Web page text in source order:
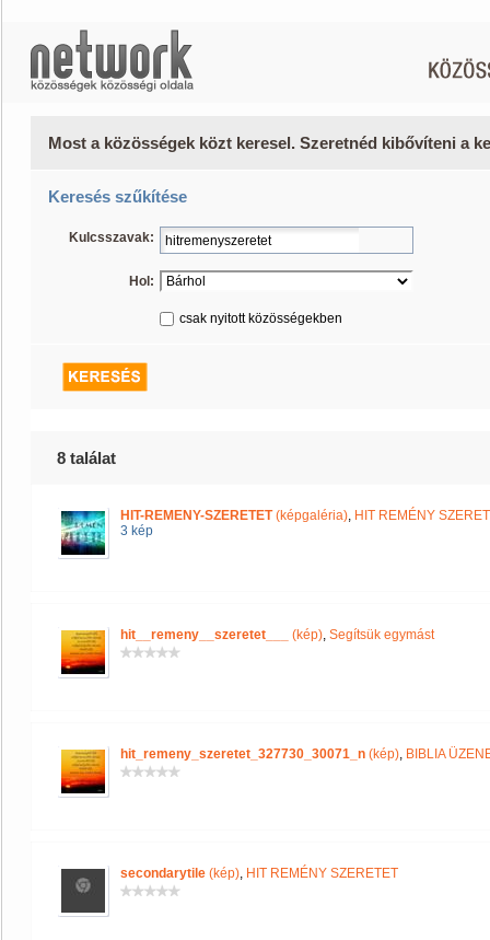
Most a közösségek közt keresel. Szeretnéd kibővíteni a
Keresés szűkítése
Kulcsszavak:
Hol:
csak nyitott közösségekben
8 találat
HIT-REMENY-SZERETET(képgaléria), HIT REMÉNY
3 kép
hit__remeny__szeretet___ (kép), Segítsük egymást
hit_remeny_szeretet_327730_30071_n (kép), BIBLIA
secondarytile (kép), HIT REMÉNY SZERETET